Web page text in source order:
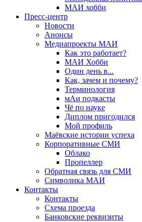
МАИ хобби
Пресс-центр
Новости
Анонсы
Медиапроекты МАИ
Как это работает?
МАИ Хобби
Один день в...
Как, зачем и почему?
Терминология
мАи подкасты
Чё по науке
Диплом пригодился
Мой профиль
Маёвские истории успеха
Корпоративные СМИ
Облако
Пропеллер
Обратная связь для СМИ
Символика МАИ
Контакты
Контакты
Схема проезда
Банковские реквизиты